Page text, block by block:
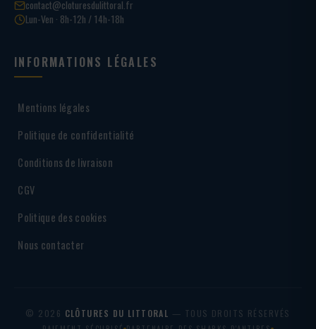
contact@cloturesdulittoral.fr
Lun-Ven · 8h-12h / 14h-18h
INFORMATIONS LÉGALES
Mentions légales
Politique de confidentialité
Conditions de livraison
CGV
Politique des cookies
Nous contacter
© 2026 CLÔTURES DU LITTORAL — TOUS DROITS RÉSERVÉS